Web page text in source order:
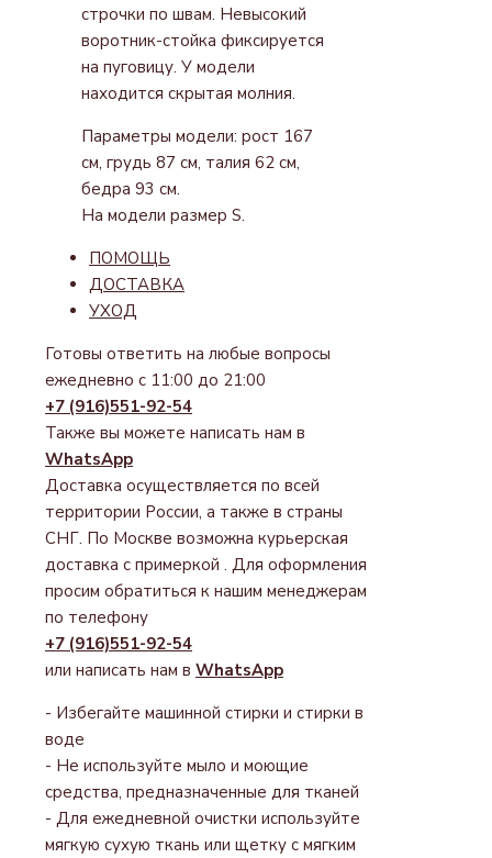
строчки по швам. Невысокий
воротник-стойка фиксируется
на пуговицу. У модели
находится скрытая молния.
Параметры модели: рост 167
см, грудь 87 см, талия 62 см,
бедра 93 см.
На модели размер S.
ПОМОЩЬ
ДОСТАВКА
УХОД
Готовы ответить на любые вопросы
ежедневно с 11:00 до 21:00
+7 (916)551-92-54
Также вы можете написать нам в
WhatsApp
Доставка осуществляется по всей
территории России, а также в страны
СНГ. По Москве возможна курьерская
доставка с примеркой . Для оформления
просим обратиться к нашим менеджерам
по телефону
+7 (916)551-92-54
или написать нам в WhatsApp
- Избегайте машинной стирки и стирки в
воде
- Не используйте мыло и моющие
средства, предназначенные для тканей
- Для ежедневной очистки используйте
мягкую сухую ткань или щетку с мягким